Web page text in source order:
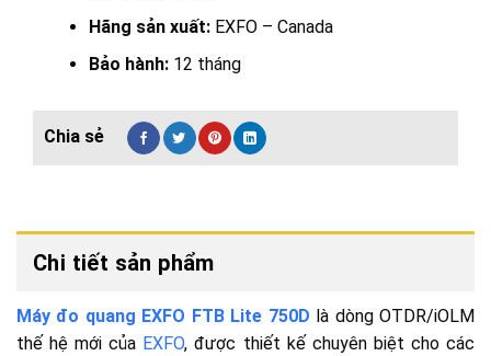
Hãng sản xuất:EXFO – Canada
Bảo hành:12 tháng
Chi tiết sản phẩm
Máy đo quang EXFO FTB Lite 750D là dòng OTDR/iOLM
thế hệ mới của EXFO, được thiết kế chuyên biệt cho các